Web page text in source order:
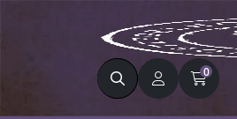
Zoeken 0